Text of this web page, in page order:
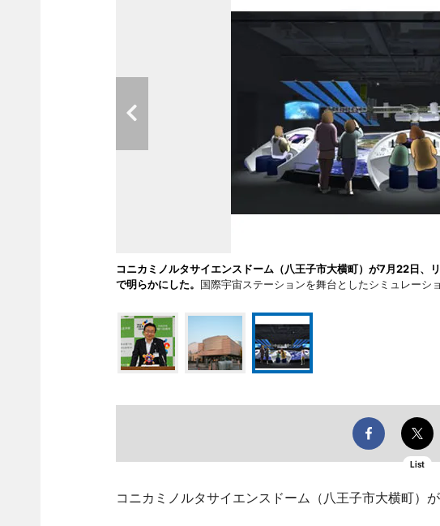
コニカミノルタサイエンスドーム（八王子市大横町）が7月22日、
で明らかにした。 国際宇宙ステーションを舞台としたシミュレーシ
List
コニカミノルタサイエンスドーム（八王子市大横町）